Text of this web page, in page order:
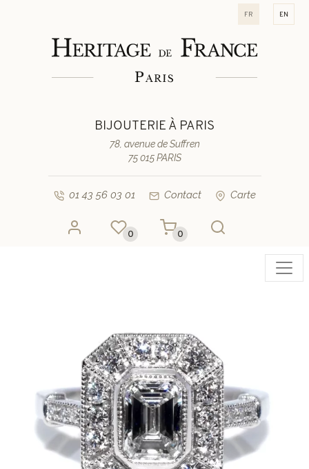
fr en
BIJOUTERIE À PARIS
78, avenue de Suffren
75 015 PARIS
01 43 56 03 01 Contact Carte
0 0